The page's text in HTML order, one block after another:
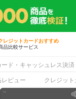
レジットカードおすすめ
品比較サービス
ード・キャッシュレス決済
ビュー クレジッ